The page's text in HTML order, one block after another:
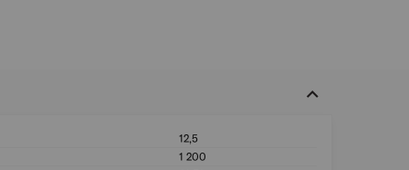
12,5
1 200